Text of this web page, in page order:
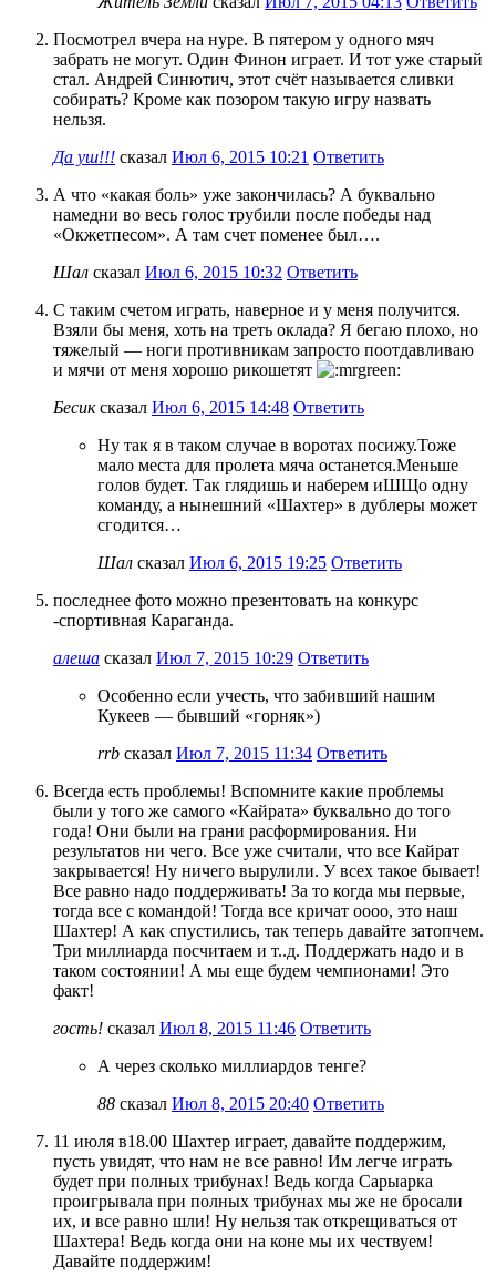
Посмотрел вчера на нуре. В пятером у одного мяч
забрать не могут. Один Финон играет. И тот уже старый
стал. Андрей Синютич, этот счёт называется сливки
собирать? Кроме как позором такую игру назвать
нельзя.
Да уш!!! сказал Июл 6, 2015 10:21 Ответить
А что «какая боль» уже закончилась? А буквально
намедни во весь голос трубили после победы над
«Окжетпесом». А там счет поменее был….
Шал сказал Июл 6, 2015 10:32 Ответить
С таким счетом играть, наверное и у меня получится.
Взяли бы меня, хоть на треть оклада? Я бегаю плохо, но
тяжелый — ноги противникам запросто поотдавливаю
и мячи от меня хорошо рикошетят
Бесиксказал Июл 6, 2015 14:48 Ответить
Ну так я в таком случае в воротах посижу.Тоже
мало места для пролета мяча останется.Меньше
голов будет. Так глядишь и наберем иШЩо одну
команду, а нынешний «Шахтер» в дублеры может
сгодится…
Шал сказал Июл 6, 2015 19:25 Ответить
последнее фото можно презентовать на конкурс
-спортивная Караганда.
алеша сказал Июл 7, 2015 10:29 Ответить
Особенно если учесть, что забивший нашим
Кукеев — бывший «горняк»)
rrb сказал Июл 7, 2015 11:34 Ответить
Всегда есть проблемы! Вспомните какие проблемы
были у того же самого «Кайрата» буквально до того
года! Они были на грани расформирования. Ни
результатов ни чего. Все уже считали, что все Кайрат
закрывается! Ну ничего вырулили. У всех такое бывает!
Все равно надо поддерживать! За то когда мы первые,
тогда все с командой! Тогда все кричат оооо, это наш
Шахтер! А как спустились, так теперь давайте затопчем.
Три миллиарда посчитаем и т..д. Поддержать надо и в
таком состоянии! А мы еще будем чемпионами! Это
факт!
гость! сказал Июл 8, 2015 11:46 Ответить
А через сколько миллиардов тенге?
88 сказал Июл 8, 2015 20:40 Ответить
11 июля в18.00 Шахтер играет, давайте поддержим,
пусть увидят, что нам не все равно! Им легче играть
будет при полных трибунах! Ведь когда Сарыарка
проигрывала при полных трибунах мы же не бросали
их, и все равно шли! Ну нельзя так открещиваться от
Шахтера! Ведь когда они на коне мы их чествуем!
Давайте поддержим!